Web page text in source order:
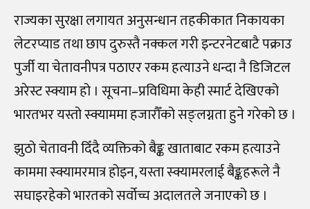
राज्यका सुरक्षा लगायत अनुसन्धान तहकीकात निकायका
लेटरप्याड तथा छाप दुरुस्तै नक्कल गरी इन्टरनेटबाटै पक्राउ
पुर्जी या चेतावनीपत्र पठाएर रकम हत्याउने धन्दा नै डिजिटल
अरेस्ट स्क्याम हो । सूचना–प्रविधिमा केही स्मार्ट देखिएको
भारतभर यस्तो स्क्याममा हजारौँको सङ्लग्नता हुने गरेको छ ।
झुठो चेतावनी दिँदै व्यक्तिको बैङ्क खाताबाट रकम हत्याउने
काममा स्क्यामरमात्र होइन, यस्ता स्क्यामरलाई बैङ्कहरूले नै
सघाइरहेको भारतको सर्वोच्च अदालतले जनाएको छ ।